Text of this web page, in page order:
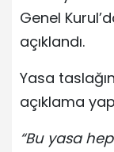
Genel
açıklandı.
Yasa
açıklama
“Bu yasa